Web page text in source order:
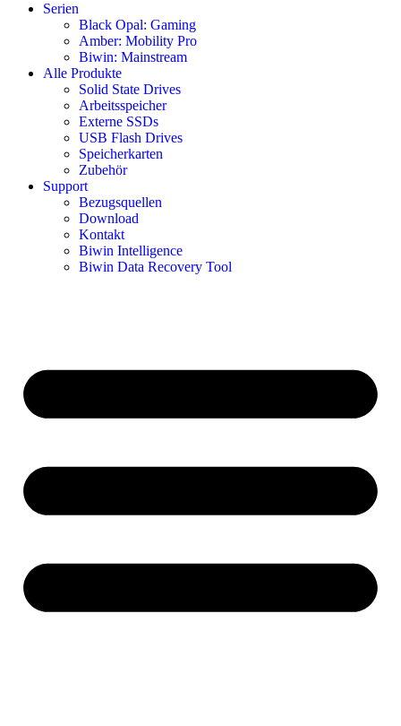
Serien
Black Opal: Gaming
Amber: Mobility Pro
Biwin: Mainstream
Alle Produkte
Solid State Drives
Arbeitsspeicher
Externe SSDs
USB Flash Drives
Speicherkarten
Zubehör
Support
Bezugsquellen
Download
Kontakt
Biwin Intelligence
Biwin Data Recovery Tool